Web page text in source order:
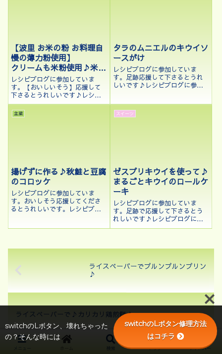
【波里 お米の粉 お料理自
慢の薄力粉使用】
クリームも米粉使用♪米粉
のロールケーキ
レシピブログに参加していま
す。【おいしいそう】応援して
下さるとうれしいです♪レシピ
ブログに参加中♪こんにちは、
kenchicoです♪ケーキを作るの
には小麦粉、なかでも薄力粉と
タラのムニエルのキウイソ
ースがけ
レシピブログに参加していま
す。足跡応援して下さるとうれ
しいです♪レシピブログに参加
ったゼスプリキウイを使ったレ
シピをご紹介いたします。今回
主菜
揚げずに作る♪秋鮭と豆腐
のコロッケ
レシピブログに参加していま
す。おいしそう応援してくださ
るとうれしいです。レシピブロ
kenchicoです♪レシピブログの
スイーツ
ゼスプリキウイを使って♪
まるごとキウイのロールケ
ーキ
レシピブログに参加していま
す。足跡で応援して下さるとう
れしいです♪レシピブログに参
加中♪こんにちは、kenchicoで
ても甘くて、でも後味さっぱり
ウイで...
ライスペーパーでプルンプルンプリン
♪
ライスペーパーで♪カリカリ鶏煎餅♪
検索 トップ サイドバー
switchのLボタン、壊れちゃった
の？そんな時には
switchのLボタン修理方法
はコチラ